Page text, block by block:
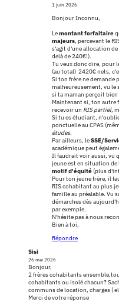
1 juin 2026
Bonjour Inconnu,
Lemontant forfaitaire
majeurs, percevant le
s'agit d'une allocation de
delà de 240€!).
Tu veux donc dire, pour
(au total) 2420€ nets,
Si ton frère ne demande
malheureusement, vu le
si ta maman perçoit
Maintenant si, ton autre
recevoir un RIS partiel,
Si tu es étudiant,
ponctuelle au CPAS
études.
Par ailleurs, leSSE/
académique peut
Il faudrait voir aussi, vu
jeune est en situation
motif d'équité(plus
Pour ton jeune frère, il
RIS cohabitant au plus
famille au préalable. Vu
démarches dès
par exemple.
N'hésite pas à nous
Bien à toi,
Répondre
Sisi
26 mai 2026
Bonjour,
2 frères cohabitants
cohabitants ou isolé chacun?
communs de location, charges (
Merci de votre réponse